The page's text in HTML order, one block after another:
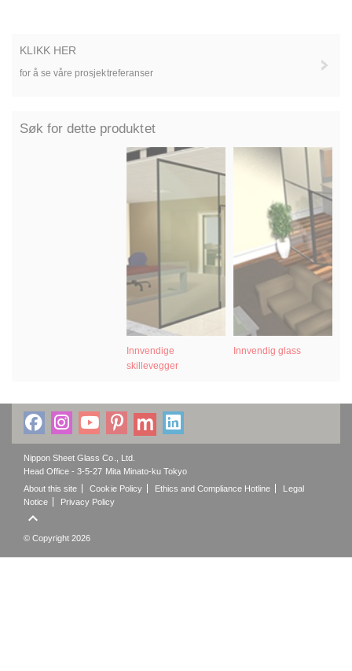
KLIKK HER
for å se våre prosjektreferanser
Søk for dette produktet
Innvendige
skillevegger
Innvendig glass
Nippon Sheet Glass Co., Ltd.
Head Office - 3-5-27 Mita Minato-ku Tokyo
About this site
Cookie Policy Ethics and Compliance Hotline
Legal
Notice
Privacy Policy

© Copyright 2026